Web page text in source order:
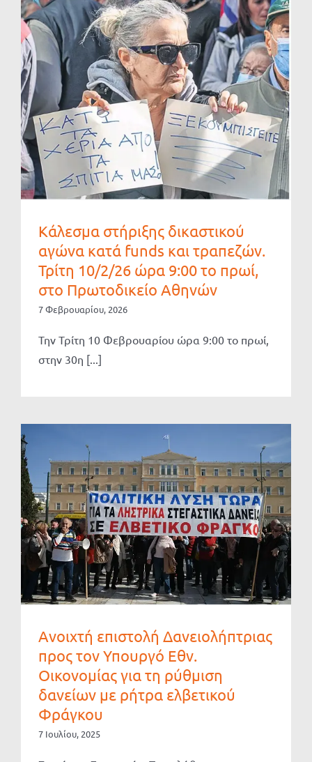
Kάλεσμα στήριξης δικαστικού
αγώνα κατά funds και τραπεζών.
Τρίτη 10/2/26 ώρα 9:00 το πρωί,
στο Πρωτοδικείο Αθηνών
7 Φεβρουαρίου, 2026
Την Τρίτη 10 Φεβρουαρίου ώρα 9:00 το πρωί,
στην 30η [...]
Ανοιχτή επιστολή Δανειολήπτριας
προς τον Υπουργό Εθν.
Οικονομίας για τη ρύθμιση
δανείων με ρήτρα ελβετικού
Φράγκου
7 Ιουλίου, 2025